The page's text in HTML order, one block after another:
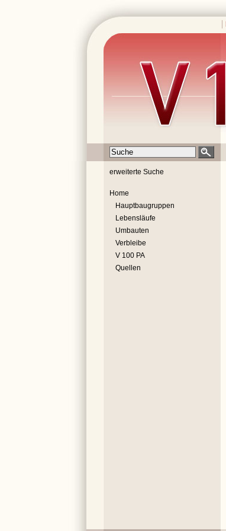
erweiterte Suche
Home
Hauptbaugruppen
Lebensläufe
Umbauten
Verbleibe
V 100 PA
Quellen